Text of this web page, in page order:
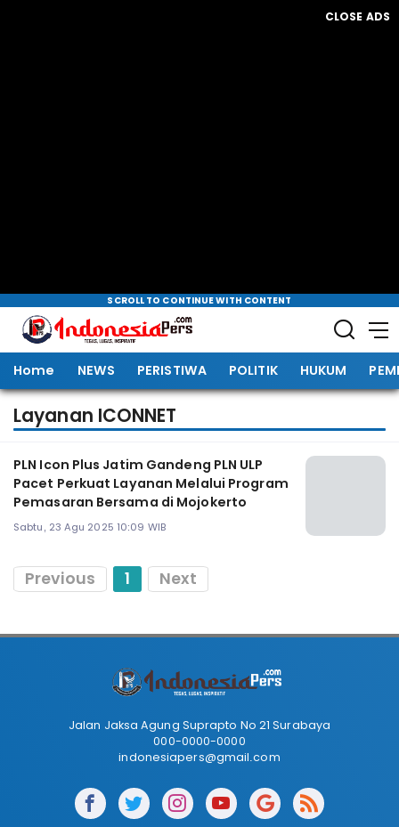
CLOSE ADS
SCROLL TO CONTINUE WITH CONTENT
Home NEWS PERISTIWA POLITIK HUKUM
Layanan ICONNET
PLN Icon Plus Jatim Gandeng PLN ULP
Pacet Perkuat Layanan Melalui Program
Pemasaran Bersama di Mojokerto
Sabtu, 23 Agu 2025 10:09 WIB
Previous 1 Next
Jalan Jaksa Agung Suprapto No 21 Surabaya
000-0000-0000
indonesiapers@gmail.com